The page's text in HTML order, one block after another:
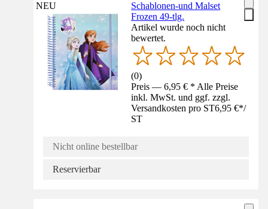
NEU
Schablonen-und Malset
Frozen 49-tlg.
Artikel wurde noch nicht
bewertet.
(0)
Preis — 6,95 € * Alle Preise
inkl. MwSt. und ggf. zzgl.
Versandkosten pro ST6,95 €*/
ST
Nicht online bestellbar
Reservierbar